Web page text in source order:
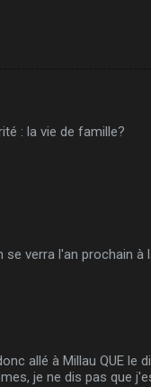
: la vie de famille?
verra l'an prochain à
allé à Millau QUE
je ne dis pas que